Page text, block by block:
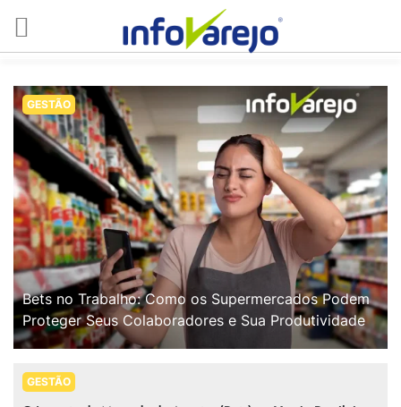
GESTÃO
Bets no Trabalho: Como os Supermercados Podem
Proteger Seus Colaboradores e Sua Produtividade
GESTÃO